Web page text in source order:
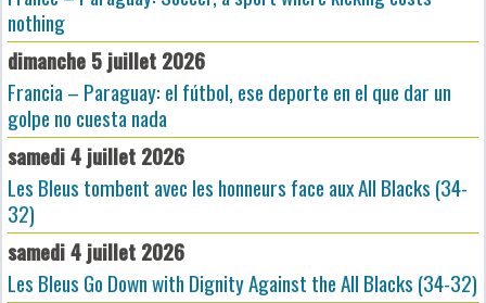
nothing
dimanche 5 juillet 2026
Francia – Paraguay: el fútbol, ese deporte en el que dar un
golpe no cuesta nada
samedi 4 juillet 2026
Les Bleus tombent avec les honneurs face aux All Blacks (34-
32)
samedi 4 juillet 2026
Les Bleus Go Down with Dignity Against the All Blacks (34-32)